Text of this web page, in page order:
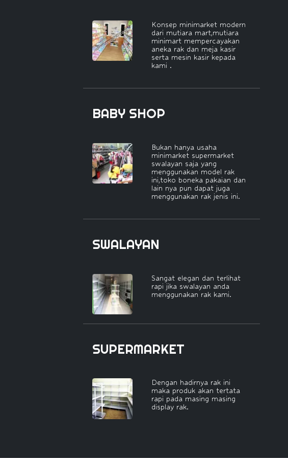
Konsep minimarket modern
dari mutiara mart,mutiara
minimart mempercayakan
aneka rak dan meja kasir
serta mesin kasir kepada
kami .
BABY SHOP
Bukan hanya usaha
minimarket supermarket
swalayan saja yang
menggunakan model rak
ini,toko boneka pakaian dan
lain nya pun dapat juga
menggunakan rak jenis ini.
SWALAYAN
Sangat elegan dan terlihat
rapi jika swalayan anda
menggunakan rak kami.
SUPERMARKET
Dengan hadirnya rak ini
maka produk akan tertata
rapi pada masing masing
display rak.